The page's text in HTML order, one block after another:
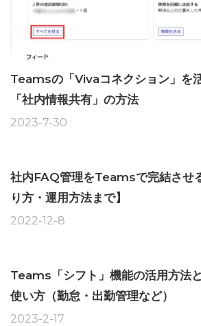
Teamsの「Vivaコネクション」を
「社内情報共有」の方法
2023-7-30
社内FAQ管理をTeamsで完結させ
り方・運用方法まで】
2022-12-8
Teams「シフト」機能の活用方法
使い方（勤怠・出勤管理など）
2023-2-17